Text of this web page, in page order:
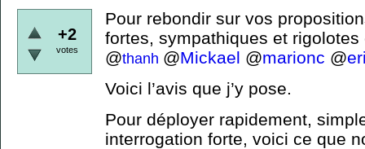
+2
votes
Pour rebondir sur vos
fortes, sympathiques et rigolotes
@thanh @Mickael @marionc @
Voici l’avis que j’y pose.
Pour déployer rapidement,
interrogation forte, voici ce que